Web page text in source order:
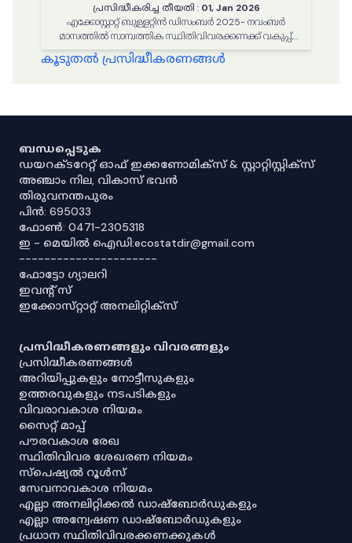
പ്രസിദ്ധീകരിച്ച തീയതി : 01, Jan 2026
എക്കോസ്റ്റാറ്റ് ബുള്ളറ്റിൻ ഡിസംബർ 2025- നവംബർ
മാസത്തിൽ സാമ്പത്തിക സ്ഥിതിവിവരക്കണക്ക് വകുപ്പ്,
സാസാ, സ്റ്റാറ്റിസ്റ്റിക്കൽ കമ്മീഷൻ എന്നിവ മുഖേനെ
നടപ്പിലാക്കിയ പരിപാടികൾ, പ്രവർത്തനങ്ങൾ
കൂടുതൽ പ്രസിദ്ധീകരണങ്ങൾ
ബന്ധപ്പെടുക
ഡയറക്ടറേറ്റ് ഓഫ് ഇക്കണോമിക്സ് & സ്റ്റാറ്റിസ്റ്റിക്സ്
അഞ്ചാം നില, വികാസ് ഭവൻ
തിരുവനന്തപുരം
പിൻ: 695033
ഫോൺ: 0471-2305318
ഇ - മെയിൽ ഐഡി:ecostatdir@gmail.com
----------------------
ഫോട്ടോ ഗ്യാലറി
ഇവൻ്റ് സ്
ഇക്കോസ്‌റ്റാറ്റ് അനലിറ്റിക്‌സ്
പ്രസിദ്ധീകരണങ്ങളും വിവരങ്ങളും
പ്രസിദ്ധീകരണങ്ങൾ
അറിയിപ്പുകളും നോട്ടീസുകളും
ഉത്തരവുകളും നടപടികളും
വിവരാവകാശ നിയമം
സൈറ്റ് മാപ്പ്
പൗരവകാശ രേഖ
സ്ഥിതിവിവര ശേഖരണ നിയമം
സ്‌പെഷ്യൽ റൂൾസ്
സേവനാവകാശ നിയമം
എല്ലാ അനലിറ്റിക്കൽ ഡാഷ്‌ബോർഡുകളും
എല്ലാ അന്വേഷണ ഡാഷ്‌ബോർഡുകളും
പ്രധാന സ്ഥിതിവിവരക്കണക്കുകൾ